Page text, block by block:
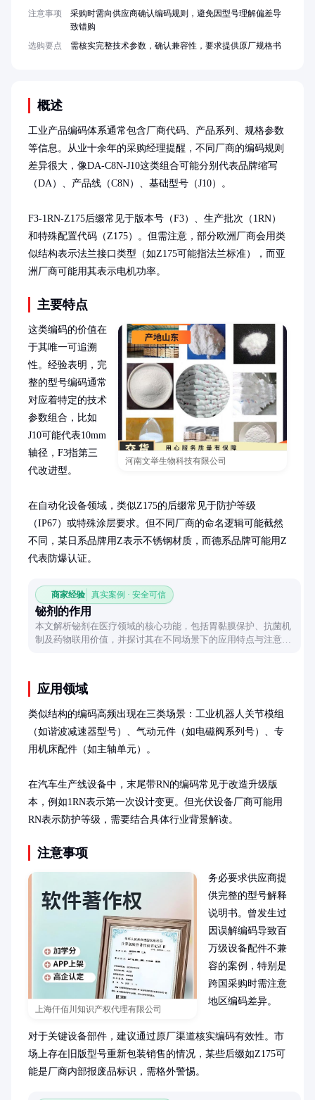
概述
工业产品编码体系通常包含厂商代码、产品系列、规格参数
等信息。从业十余年的采购经理提醒，不同厂商的编码规则
差异很大，像DA-C8N-J10这类组合可能分别代表品牌缩写
（DA）、产品线（C8N）、基础型号（J10）。
F3-1RN-Z175后缀常见于版本号（F3）、生产批次（1RN）
和特殊配置代码（Z175）。但需注意，部分欧洲厂商会用类
似结构表示法兰接口类型（如Z175可能指法兰标准），而亚
洲厂商可能用其表示电机功率。
主要特点
河南文举生物科技有限公司
这类编码的价值在
于其唯一可追溯
性。经验表明，完
整的型号编码通常
对应着特定的技术
参数组合，比如
J10可能代表10mm
轴径，F3指第三
代改进型。
在自动化设备领域，类似Z175的后缀常见于防护等级
（IP67）或特殊涂层要求。但不同厂商的命名逻辑可能截然
不同，某日系品牌用Z表示不锈钢材质，而德系品牌可能用Z
代表防爆认证。
商家经验 真实案例 · 安全可信
铋剂的作用
本文解析铋剂在医疗领域的核心功能，包括胃黏膜保护、抗菌机
制及药物联用价值，并探讨其在不同场景下的应用特点与注意事
应用领域
类似结构的编码高频出现在三类场景：工业机器人关节模组
（如谐波减速器型号）、气动元件（如电磁阀系列号）、专
用机床配件（如主轴单元）。
在汽车生产线设备中，末尾带RN的编码常见于改造升级版
本，例如1RN表示第一次设计变更。但光伏设备厂商可能用
RN表示防护等级，需要结合具体行业背景解读。
注意事项
上海仟佰川知识产权代理有限公司
务必要求供应商提
供完整的型号解释
说明书。曾发生过
因误解编码导致百
万级设备配件不兼
容的案例，特别是
跨国采购时需注意
地区编码差异。
对于关键设备部件，建议通过原厂渠道核实编码有效性。市
场上存在旧版型号重新包装销售的情况，某些后缀如Z175可
能是厂商内部报废品标识，需格外警惕。
注意事项
采购时需向供应商确认编码规则，避免因型号理解偏差导
致错购
选购要点
需核实完整技术参数，确认兼容性，要求提供原厂规格书